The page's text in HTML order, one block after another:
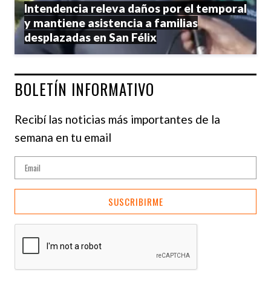
Intendencia releva daños por el temporal
y mantiene asistencia a familias
desplazadas en San Félix
BOLETÍN INFORMATIVO
Recibí las noticias más importantes de la
semana en tu email
SUSCRIBIRME